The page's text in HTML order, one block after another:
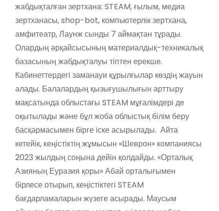
жабдықталған зертхана: STEAM, ғылым, медиа
зертханасы, shop-bot, компьютерлік зертхана,
амфитеатр, Лаунж сынды 7 аймақтан тұрады.
Олардың әрқайсысының материалдық-техникалық
базасының жабдықталуы тіптен ерекше.
Кабинеттердегі заманауи құрылғылар көздің жауын
алады. Балалардың қызығушылығын арттыру
мақсатында облыстағы STEAM мұғалімдері де
оқытылады және бұл жоба облыстық білім беру
басқармасымен бірге іске асырылады. Айта
кетейік, кеңістіктің жұмысын «Шеврон» компаниясы
2023 жылдың соңына дейін қолдайды. «Орталық
Азияның Еуразия қоры» Абай орталығымен
бірлесе отырып, кеңістіктегі STEAM
бағдарламаларын жүзеге асырады. Маусым